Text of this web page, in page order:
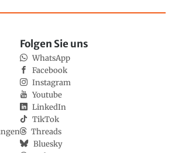
Folgen Sie uns
WhatsApp
Facebook
Instagram
Youtube
LinkedIn
TikTok
Threads
Bluesky